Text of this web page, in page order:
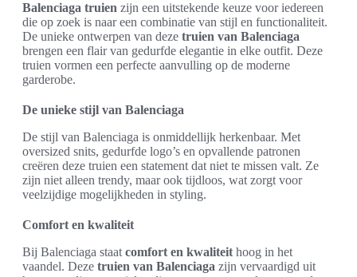
Balenciaga truien zijn een uitstekende keuze voor iedereen
die op zoek is naar een combinatie van stijl en functionaliteit.
De unieke ontwerpen van deze truien van Balenciaga
brengen een flair van gedurfde elegantie in elke outfit. Deze
truien vormen een perfecte aanvulling op de moderne
garderobe.
De unieke stijl van Balenciaga
De stijl van Balenciaga is onmiddellijk herkenbaar. Met
oversized snits, gedurfde logo’s en opvallende patronen
creëren deze truien een statement dat niet te missen valt. Ze
zijn niet alleen trendy, maar ook tijdloos, wat zorgt voor
veelzijdige mogelijkheden in styling.
Comfort en kwaliteit
Bij Balenciaga staat comfort en kwaliteit hoog in het
vaandel. Deze truien van Balenciaga zijn vervaardigd uit